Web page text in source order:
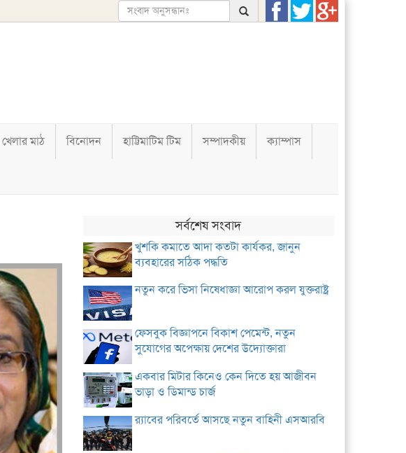
খেলার মাঠ বিনোদন হাট্টিমাটিম টিম সম্পাদকীয় ক্যাম্পাস
সর্বশেষ সংবাদ
খুশকি কমাতে আদা কতটা কার্যকর, জানুন
ব্যবহারের সঠিক পদ্ধতি
নতুন করে ভিসা নিষেধাজ্ঞা আরোপ করল যুক্তরাষ্ট্র
ফেসবুক বিজ্ঞাপনে বিকাশ পেমেন্ট, নতুন
সুযোগের অপেক্ষায় দেশের উদ্যোক্তারা
একবার মিটার কিনেও কেন দিতে হয় আজীবন
ভাড়া ও ডিমান্ড চার্জ
র‌্যাবের পরিবর্তে আসছে নতুন বাহিনী এসআরবি